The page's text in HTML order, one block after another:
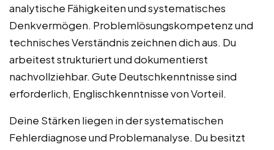
analytische Fähigkeiten und systematisches
Denkvermögen. Problemlösungskompetenz und
technisches Verständnis zeichnen dich aus. Du
arbeitest strukturiert und dokumentierst
nachvollziehbar. Gute Deutschkenntnisse sind
erforderlich, Englischkenntnisse von Vorteil.
Deine Stärken liegen in der systematischen
Fehlerdiagnose und Problemanalyse. Du besitzt